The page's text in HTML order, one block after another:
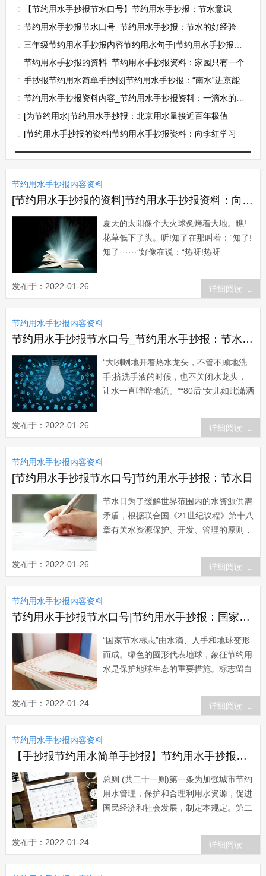
【节约用水手抄报节水口号】节约用水手抄报：节水意识
节约用水手抄报节水口号_节约用水手抄报：节水的好经验
三年级节约用水手抄报内容节约用水句子|节约用水手抄报：节约用水小常识
节约用水手抄报的资料_节约用水手抄报资料：家园只有一个
手抄报节约用水简单手抄报|节约用水手抄报：“南水”进京能否治本
节约用水手抄报资料内容_节约用水手抄报资料：一滴水的价值
[为节约用水]节约用水手抄报：北京用水量接近百年极值
[节约用水手抄报的资料]节约用水手抄报资料：向李红学习
节约用水手抄报内容资料
[节约用水手抄报的资料]节约用水手抄报资料：向李红学习
夏天的太阳像个大火球炙烤着大地。瞧!
花草低下了头。听!知了在那叫着：“知了!
知了······”好像在说：“热呀!热呀
发布于：2022-01-26 详细阅读
节约用水手抄报内容资料
节约用水手抄报节水口号_节约用水手抄报：节水龙头为啥难推广
“大咧咧地开着热水龙头，不管不顾地洗
手;挤洗手液的时候，也不关闭水龙头，
让水一直哗哗地流。”“80后”女儿如此潇洒
项心疼得直摇头：“水多宝贵啊，这么浪
费真不应该!再说小区供应的热水也不便
宜，12元1吨...
发布于：2022-01-26 详细阅读
节约用水手抄报内容资料
[节约用水手抄报节水口号]节约用水手抄报：节水日
节水日为了缓解世界范围内的水资源供需
矛盾，根据联合国《21世纪议程》第十八
章有关水资源保护、开发、管理的原则，
通过了193号决议，决定从1993年开始，
确定每年的3月22日为“世界水日”。决议
提请各国政府根据自己的国情，在这一天
举...
发布于：2022-01-26 详细阅读
节约用水手抄报内容资料
节约用水手抄报节水口号|节约用水手抄报：国家节水标志
“国家节水标志”由水滴、人手和地球变形
而成。绿色的圆形代表地球，象征节约用
水是保护地球生态的重要措施。标志留白
JS的变形，寓意节水，表示节水需要公众
参与，鼓励人们从我做起，人人动手节约
每一滴水;手又像一条蜿蜒的河流，象征
滴水汇成江河。为...
发布于：2022-01-24 详细阅读
节约用水手抄报内容资料
【手抄报节约用水简单手抄报】节约用水手抄报：城市节约用水规定
总则 (共二十一则)第一条为加强城市节约
用水管理，保护和合理利用水资源，促进
国民经济和社会发展，制定本规定。第二
管理工作。在城市规划区内使用公共供水
和自建设施供水的单位和个人，必须遵守
本规定。第三条城市实行计划用水和节约
发布于：2022-01-24 详细阅读